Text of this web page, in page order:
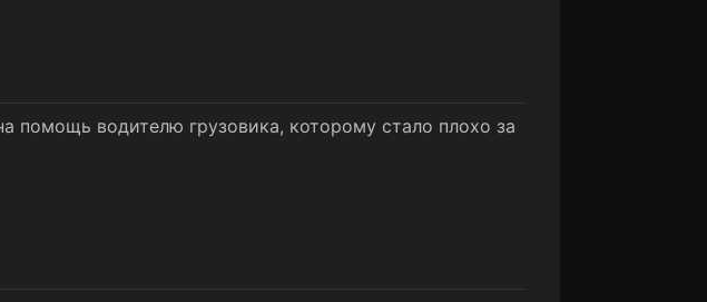
помощь водителю грузовика, которому стало плохо за